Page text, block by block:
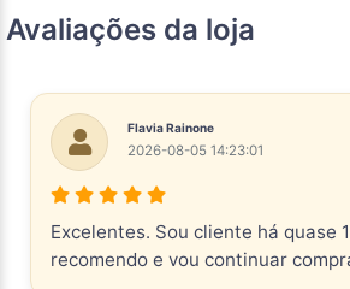
Avaliações da loja
Flavia Rainone
2026-08-05 14:23:01
Excelentes. Sou cliente há quase
recomendo e vou continuar